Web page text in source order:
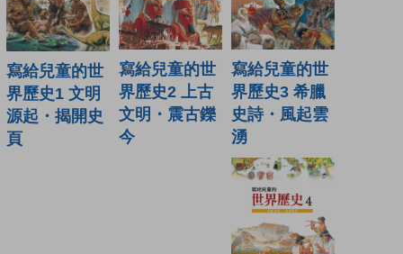
寫給兒童的世
界歷史1 文明
源起・揭開史
頁
寫給兒童的世
界歷史2 上古
文明・震古鑠
今
寫給兒童的世
界歷史3 希臘
史詩・風起雲
湧